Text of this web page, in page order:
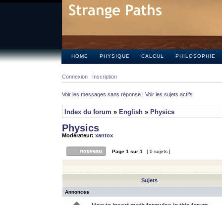
HOME PHYSIQUE CALCUL PHILOSOPHIE
Connexion Inscription
Voir les messages sans réponse | Voir les sujets actifs
Index du forum » English » Physics
Physics
Modérateur: xantox
Page 1 sur 1 [ 0 sujets ]
Sujets
Annonces